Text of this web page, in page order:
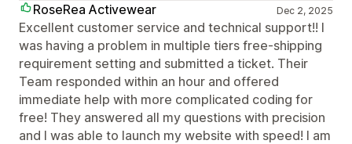
RoseRea Activewear Dec 2, 2025
Excellent customer service and technical support!! I
was having a problem in multiple tiers free-shipping
requirement setting and submitted a ticket. Their
Team responded within an hour and offered
immediate help with more complicated coding for
free! They answered all my questions with precision
and I was able to launch my website with speed! I am